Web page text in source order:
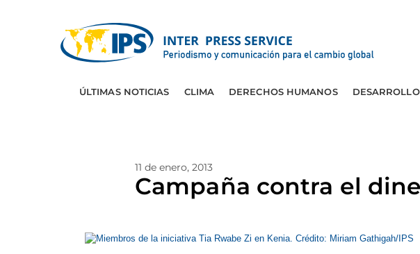
ÚLTIMAS NOTICIAS CLIMA DERECHOS HUMANOS
11 de enero, 2013
Campaña contra el